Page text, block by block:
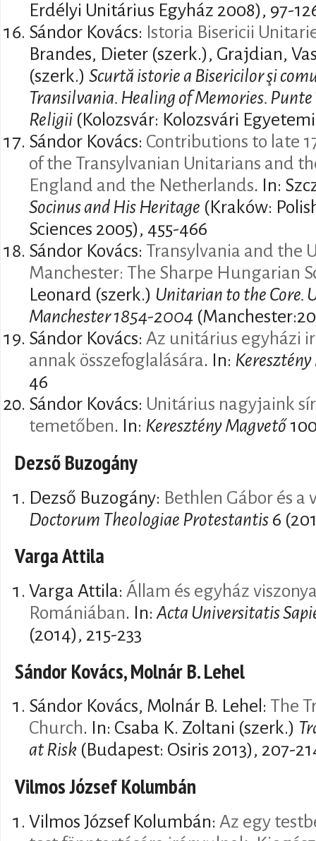
Erdélyi Unitárius Egyház 2008), 97-
Sándor Kovács: Istoria Bisericii
Brandes, Dieter (szerk.), Grajdian,
(szerk.) Scurtă istorie a Bisericilor şi
Transilvania. Healing of Memories.
Religii (Kolozsvár: Kolozsvári
Sándor Kovács: Contributions to late
of the Transylvanian Unitarians and
England and the Netherlands. In:
Socinus and His Heritage (Kraków:
Sciences 2005), 455-466
Sándor Kovács: Transylvania and the
Manchester: The Sharpe Hungarian
Leonard (szerk.) Unitarian to the Core.
Manchester 1854-2004
Sándor Kovács: Az unitárius egyházi
annak összefoglalására. In:
46
Sándor Kovács: Unitárius nagyjaink
temetőben. In: Keresztény Magvető
Dezső Buzogány
Dezső Buzogány: Bethlen Gábor és a
Doctorum Theologiae Protestantis 6
Varga Attila
Varga Attila: Állam és egyház
Romániában. In:Acta Universitatis
(2014), 215-233
Sándor Kovács, Molnár B. Lehel
Sándor Kovács, Molnár B. Lehel: The
Church. In: Csaba K. Zoltani (szerk.)
at Risk (Budapest: Osiris 2013), 207-
Vilmos József Kolumbán
Vilmos József Kolumbán: Az egy